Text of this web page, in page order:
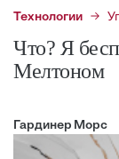
Технологии
Что? Я
Мелтоном
Гардинер Морс